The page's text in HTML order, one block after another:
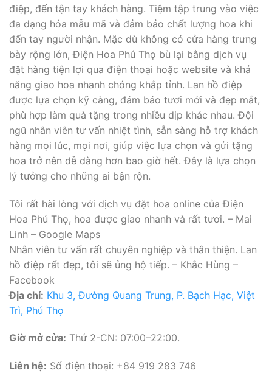
điệp, đến tận tay khách hàng. Tiệm tập trung vào việc
đa dạng hóa mẫu mã và đảm bảo chất lượng hoa khi
đến tay người nhận. Mặc dù không có cửa hàng trưng
bày rộng lớn, Điện Hoa Phú Thọ bù lại bằng dịch vụ
đặt hàng tiện lợi qua điện thoại hoặc website và khả
năng giao hoa nhanh chóng khắp tỉnh. Lan hồ điệp
được lựa chọn kỹ càng, đảm bảo tươi mới và đẹp mắt,
phù hợp làm quà tặng trong nhiều dịp khác nhau. Đội
ngũ nhân viên tư vấn nhiệt tình, sẵn sàng hỗ trợ khách
hàng mọi lúc, mọi nơi, giúp việc lựa chọn và gửi tặng
hoa trở nên dễ dàng hơn bao giờ hết. Đây là lựa chọn
lý tưởng cho những ai bận rộn.
Tôi rất hài lòng với dịch vụ đặt hoa online của Điện
Hoa Phú Thọ, hoa được giao nhanh và rất tươi. – Mai
Linh – Google Maps
Nhân viên tư vấn rất chuyên nghiệp và thân thiện. Lan
hồ điệp rất đẹp, tôi sẽ ủng hộ tiếp. – Khắc Hùng –
Facebook
Địa chỉ: Khu 3, Đường Quang Trung, P. Bạch Hạc, Việt
Trì, Phú Thọ
Giờ mở cửa: Thứ 2-CN: 07:00–22:00.
Liên hệ: Số điện thoại: +84 919 283 746